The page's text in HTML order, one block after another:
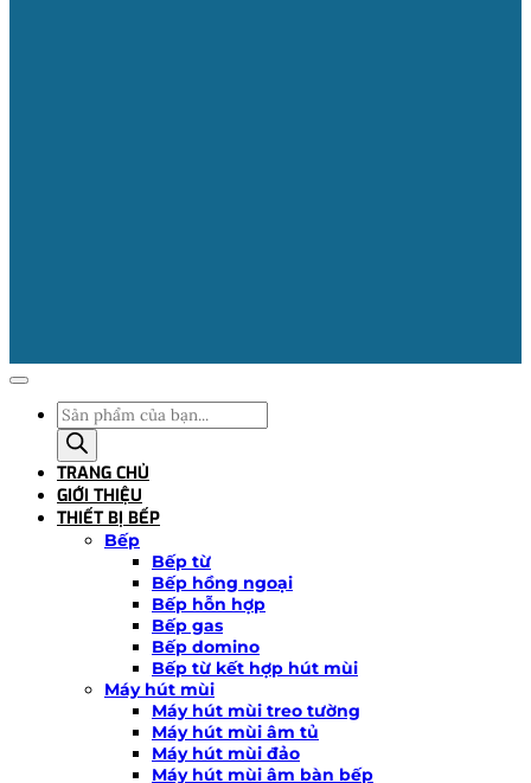
Tìm
kiếm
sản
phẩm
TRANG CHỦ
GIỚI THIỆU
THIẾT BỊ BẾP
Bếp
Bếp từ
Bếp hồng ngoại
Bếp hỗn hợp
Bếp gas
Bếp domino
Bếp từ kết hợp hút mùi
Máy hút mùi
Máy hút mùi treo tường
Máy hút mùi âm tủ
Máy hút mùi đảo
Máy hút mùi âm bàn bếp